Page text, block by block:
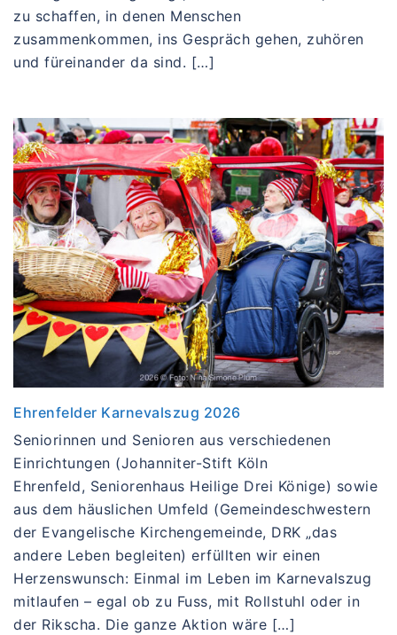
zu schaffen, in denen Menschen
zusammenkommen, ins Gespräch gehen, zuhören
und füreinander da sind. […]
Ehrenfelder Karnevalszug 2026
Seniorinnen und Senioren aus verschiedenen
Einrichtungen (Johanniter-Stift Köln
Ehrenfeld, Seniorenhaus Heilige Drei Könige) sowie
aus dem häuslichen Umfeld (Gemeindeschwestern
der Evangelische Kirchengemeinde, DRK „das
andere Leben begleiten) erfüllten wir einen
Herzenswunsch: Einmal im Leben im Karnevalszug
mitlaufen – egal ob zu Fuss, mit Rollstuhl oder in
der Rikscha. Die ganze Aktion wäre […]